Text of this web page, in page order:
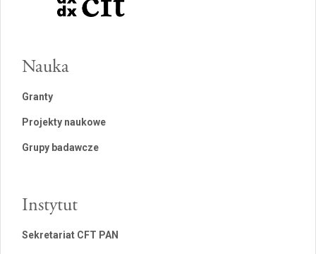
Nauka
Granty
Projekty naukowe
Grupy badawcze
Instytut
Sekretariat CFT PAN